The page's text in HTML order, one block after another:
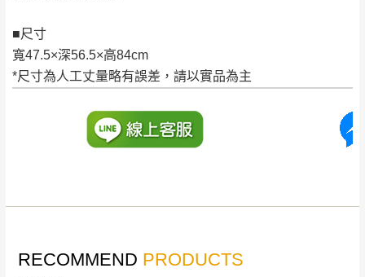
■尺寸
寬47.5×深56.5×高84cm
​​​​​​​*尺寸為人工丈量略有誤差，請以實品為主
加收說明
本司貨車運送如因路況不佳、天候惡劣、過於偏遠之
電腦螢幕的設定色差或解析度等因素， 與實
際商品的顏色、質感稍有不同，如因此而需
訂購前詳加確認。(包含商品尺寸是否合適)。
訂購前請確認商品尺寸，大型物件因為人工
須保持商品全新狀態與完整包裝。鑑賞期間
RECOMMEND PRODUCTS